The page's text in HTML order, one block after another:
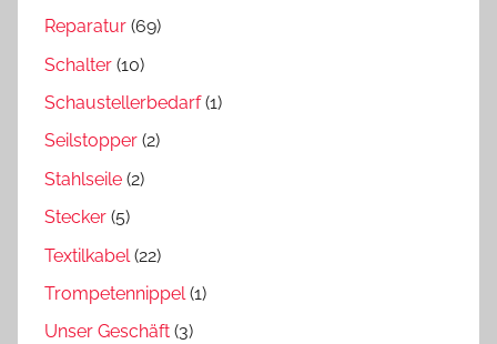
Reparatur (69)
Schalter (10)
Schaustellerbedarf(1)
Seilstopper (2)
Stahlseile (2)
Stecker (5)
Textilkabel (22)
Trompetennippel(1)
Unser Geschäft (3)